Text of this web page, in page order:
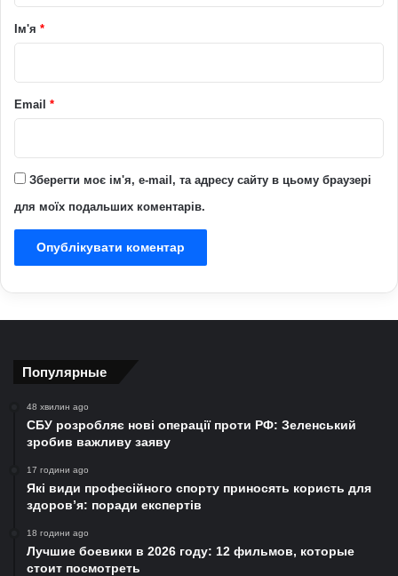
рІм'я *
Email *
Зберегти моє ім'я, e-mail, та адресу сайту в цьому браузері
для моїх подальших коментарів.
Популярные
48 хвилин ago
СБУ розробляє нові операції проти РФ: Зеленський
зробив важливу заяву
17 години ago
Які види професійного спорту приносять користь для
здоров’я: поради експертів
18 години ago
Лучшие боевики в 2026 году: 12 фильмов, которые
стоит посмотреть